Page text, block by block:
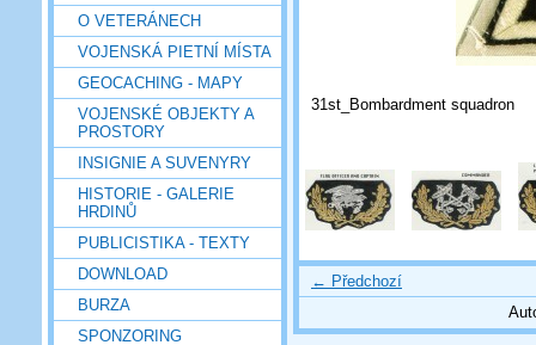
O VETERÁNECH
VOJENSKÁ PIETNÍ MÍSTA
GEOCACHING - MAPY
VOJENSKÉ OBJEKTY A
PROSTORY
INSIGNIE A SUVENYRY
HISTORIE - GALERIE
HRDINŮ
PUBLICISTIKA - TEXTY
DOWNLOAD
BURZA
SPONZORING
31st_Bombardment squadron
← Předchozí